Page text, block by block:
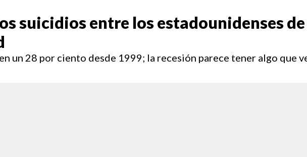
suicidios entre los estadounidenses de
un 28 por ciento desde 1999; la recesión parece tener algo que